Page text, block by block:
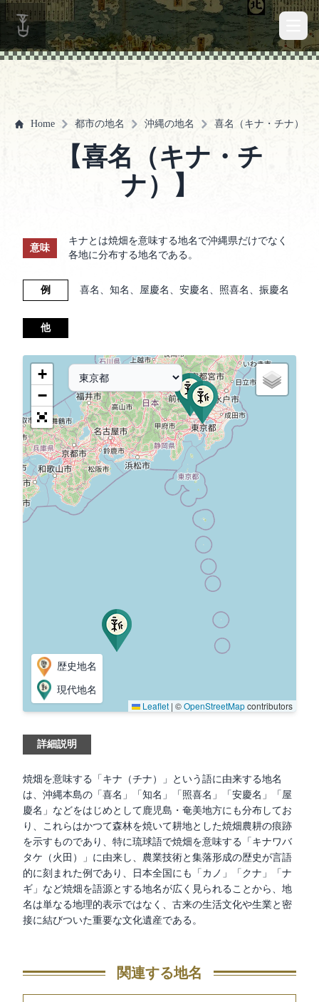
Home 都市の地名 沖縄の地名 喜名（キナ・チナ）
【喜名（キナ・チ
ナ）】
意味
キナとは焼畑を意味する地名で沖縄県だけでなく
各地に分布する地名である。
例 喜名、知名、屋慶名、安慶名、照喜名、振慶名
他
歴史地名
現代地名
+
−
Leaflet | ©OpenStreetMapcontributors
詳細説明
焼畑を意味する「キナ（チナ）」という語に由来する地名
は、沖縄本島の「喜名」「知名」「照喜名」「安慶名」「屋
慶名」などをはじめとして鹿児島・奄美地方にも分布してお
り、これらはかつて森林を焼いて耕地とした焼畑農耕の痕跡
を示すものであり、特に琉球語で焼畑を意味する「キナワバ
タケ（火田）」に由来し、農業技術と集落形成の歴史が言語
的に刻まれた例であり、日本全国にも「カノ」「クナ」「ナ
ギ」など焼畑を語源とする地名が広く見られることから、地
名は単なる地理的表示ではなく、古来の生活文化や生業と密
接に結びついた重要な文化遺産である。
関連する地名